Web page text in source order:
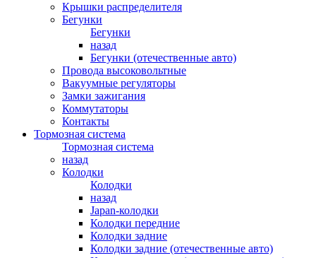
Крышки распределителя
Бегунки
Бегунки
назад
Бегунки (отечественные авто)
Провода высоковольтные
Вакуумные регуляторы
Замки зажигания
Коммутаторы
Контакты
Тормозная система
Тормозная система
назад
Колодки
Колодки
назад
Japan-колодки
Колодки передние
Колодки задние
Колодки задние (отечественные авто)